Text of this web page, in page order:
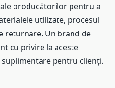
producătorilor pentru a
utilizate, procesul
returnare. Un brand de
cu privire la aceste
pentru clienți.